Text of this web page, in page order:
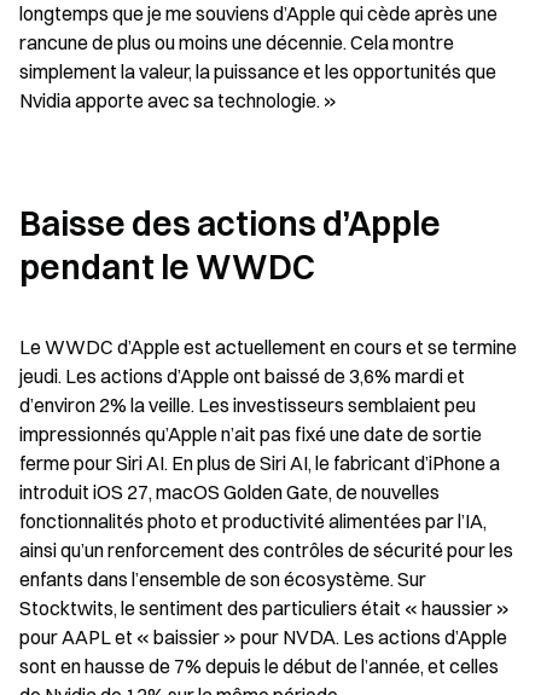
longtemps que je me souviens d’Apple qui cède après une
rancune de plus ou moins une décennie. Cela montre
simplement la valeur, la puissance et les opportunités que
Nvidia apporte avec sa technologie. »
Baisse des actions d’Apple
pendant le WWDC
Le WWDC d’Apple est actuellement en cours et se termine
jeudi. Les actions d’Apple ont baissé de 3,6% mardi et
d’environ 2% la veille. Les investisseurs semblaient peu
impressionnés qu’Apple n’ait pas fixé une date de sortie
ferme pour Siri AI. En plus de Siri AI, le fabricant d’iPhone a
introduit iOS 27, macOS Golden Gate, de nouvelles
fonctionnalités photo et productivité alimentées par l’IA,
ainsi qu’un renforcement des contrôles de sécurité pour les
enfants dans l’ensemble de son écosystème. Sur
Stocktwits, le sentiment des particuliers était « haussier »
pour AAPL et « baissier » pour NVDA. Les actions d’Apple
sont en hausse de 7% depuis le début de l’année, et celles